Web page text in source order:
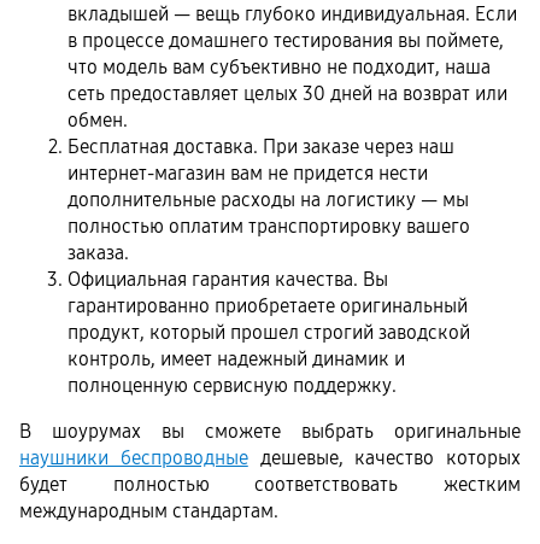
вкладышей — вещь глубоко индивидуальная. Если
в процессе домашнего тестирования вы поймете,
что модель вам субъективно не подходит, наша
сеть предоставляет целых 30 дней на возврат или
обмен.
Бесплатная доставка. При заказе через наш
интернет-магазин вам не придется нести
дополнительные расходы на логистику — мы
полностью оплатим транспортировку вашего
заказа.
Официальная гарантия качества. Вы
гарантированно приобретаете оригинальный
продукт, который прошел строгий заводской
контроль, имеет надежный динамик и
полноценную сервисную поддержку.
наушники беспроводные дешевые, качество которых
будет полностью соответствовать жестким
международным стандартам.